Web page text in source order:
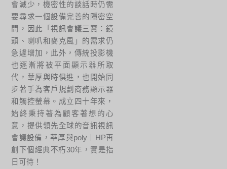
會減少，機密性的談話時仍需
要尋求一個設備完善的隱密空
間，因此「視訊會議三寶：鏡
頭、喇叭和麥克風」的需求仍
急遽增加，此外，傳統投影機
也逐漸將被平面顯示器所取
代，華厚與時俱進，也開始同
步著手為客戶規劃商務顯示器
和觸控螢幕。成立四十年來，
始終秉持著為顧客著想的心
意，提供領先全球的音訊視訊
會議設備，華厚與poly｜HP再
創下個經典不朽30年，實是指
日可待！